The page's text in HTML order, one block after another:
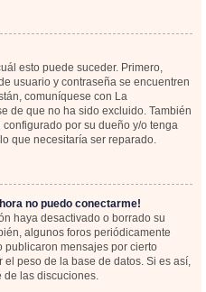
esto puede suceder. Primero,
usuario y contraseña se encuentren
comuníquese con La
de que no ha sido excluido. También
por su dueño y/o tenga
que necesitaría ser reparado.
no puedo conectarme!
haya desactivado o borrado su
algunos foros periódicamente
publicaron mensajes por cierto
peso de la base de datos. Si es así,
de las discuciones.